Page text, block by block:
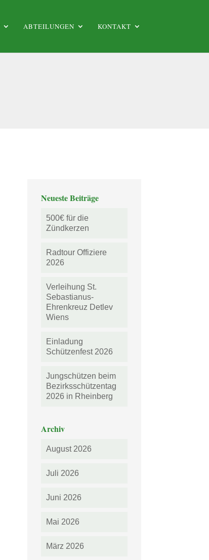
ABTEILUNGEN KONTAKT
Neueste Beiträge
500€ für die
Zündkerzen
Radtour Offiziere
2026
Verleihung St.
Sebastianus-
Ehrenkreuz Detlev
Wiens
Einladung
Schützenfest 2026
Jungschützen beim
Bezirksschützentag
2026 in Rheinberg
Archiv
August 2026
Juli 2026
Juni 2026
Mai 2026
März 2026